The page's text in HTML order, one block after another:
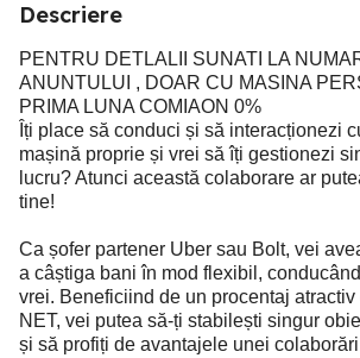
Descriere
PENTRU DETLALII SUNATI LA
ANUNTULUI , DOAR CU MASINA
PRIMA LUNA COMIAON 0%
Îți place să conduci și să interacționezi
mașină proprie și vrei să îți gestionezi
lucru? Atunci această colaborare ar
tine!
Ca șofer partener Uber sau Bolt, vei
a câștiga bani în mod flexibil,
vrei. Beneficiind de un procentaj atractiv
NET, vei putea să-ți stabilești singur
și să profiți de avantajele unei